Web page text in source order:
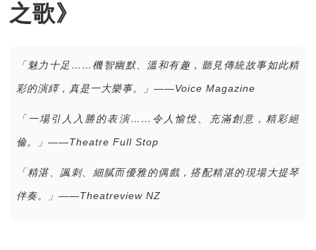
之歌》
「魅力十足……機智幽默、溫和有趣，聽見傳統故事如此精
彩的演繹，真是一大樂事。」——Voice Magazine
「一場引人入勝的表演……令人愉悅、充滿創意，精彩絕
倫。」——Theatre Full Stop
「精湛、諷刺、細膩而優雅的偶戲，搭配精湛的現場大提琴
伴奏。」——Theatreview NZ